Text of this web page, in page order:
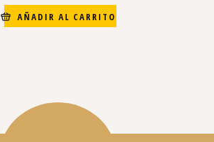
AÑADIR AL CARRITO